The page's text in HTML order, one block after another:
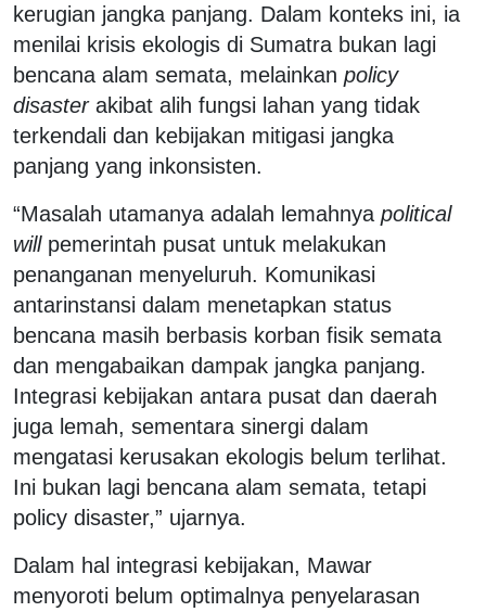
kerugian jangka panjang. Dalam konteks ini, ia
menilai krisis ekologis di Sumatra bukan lagi
bencana alam semata, melainkan policy
disasterakibat alih fungsi lahan yang tidak
terkendali dan kebijakan mitigasi jangka
panjang yang inkonsisten.
“Masalah utamanya adalah lemahnya political
willpemerintah pusat untuk melakukan
penanganan menyeluruh. Komunikasi
antarinstansi dalam menetapkan status
bencana masih berbasis korban fisik semata
dan mengabaikan dampak jangka panjang.
Integrasi kebijakan antara pusat dan daerah
juga lemah, sementara sinergi dalam
mengatasi kerusakan ekologis belum terlihat.
Ini bukan lagi bencana alam semata, tetapi
policy disaster,” ujarnya.
Dalam hal integrasi kebijakan, Mawar
menyoroti belum optimalnya penyelarasan